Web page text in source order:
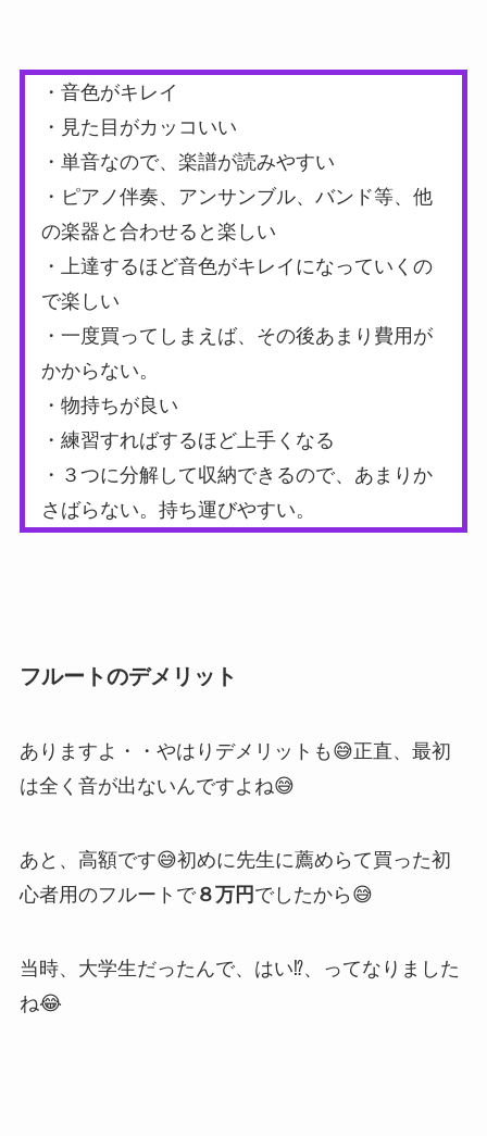
・音色がキレイ
・見た目がカッコいい
・単音なので、楽譜が読みやすい
・ピアノ伴奏、アンサンブル、バンド等、他
の楽器と合わせると楽しい
・上達するほど音色がキレイになっていくの
で楽しい
・一度買ってしまえば、その後あまり費用が
かからない。
・物持ちが良い
・練習すればするほど上手くなる
・３つに分解して収納できるので、あまりか
さばらない。持ち運びやすい。
フルートのデメリット
ありますよ・・やはりデメリットも😅正直、 最初
は全く音が出ないんですよね😅
あと、 高額です😅初めに先生に薦めらて買った初
心者用のフルートで８万円 でしたから😅
当時、大学生だったんで、はい⁉︎、ってなりました
ね😂